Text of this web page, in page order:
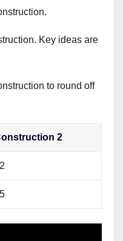
Key ideas are
to round off
2